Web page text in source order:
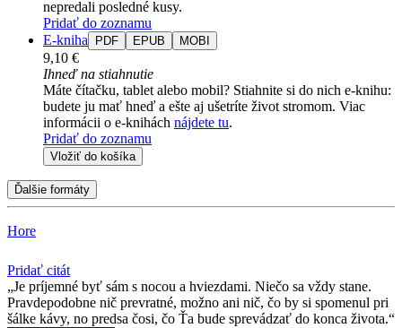
nepredali posledné kusy.
Pridať do zoznamu
E-kniha
PDF EPUB MOBI
9,10 €
Ihneď na stiahnutie
Máte čítačku, tablet alebo mobil? Stiahnite si do nich e-knihu:
budete ju mať hneď a ešte aj ušetríte život stromom. Viac
informácii o e-knihách nájdete tu.
Pridať do zoznamu
Vložiť do košíka
Ďalšie formáty
Hore
Pridať citát
Je príjemné byť sám s nocou a hviezdami. Niečo sa vždy stane.
Pravdepodobne nič prevratné, možno ani nič, čo by si spomenul pri
šálke kávy, no predsa čosi, čo Ťa bude sprevádzať do konca života.